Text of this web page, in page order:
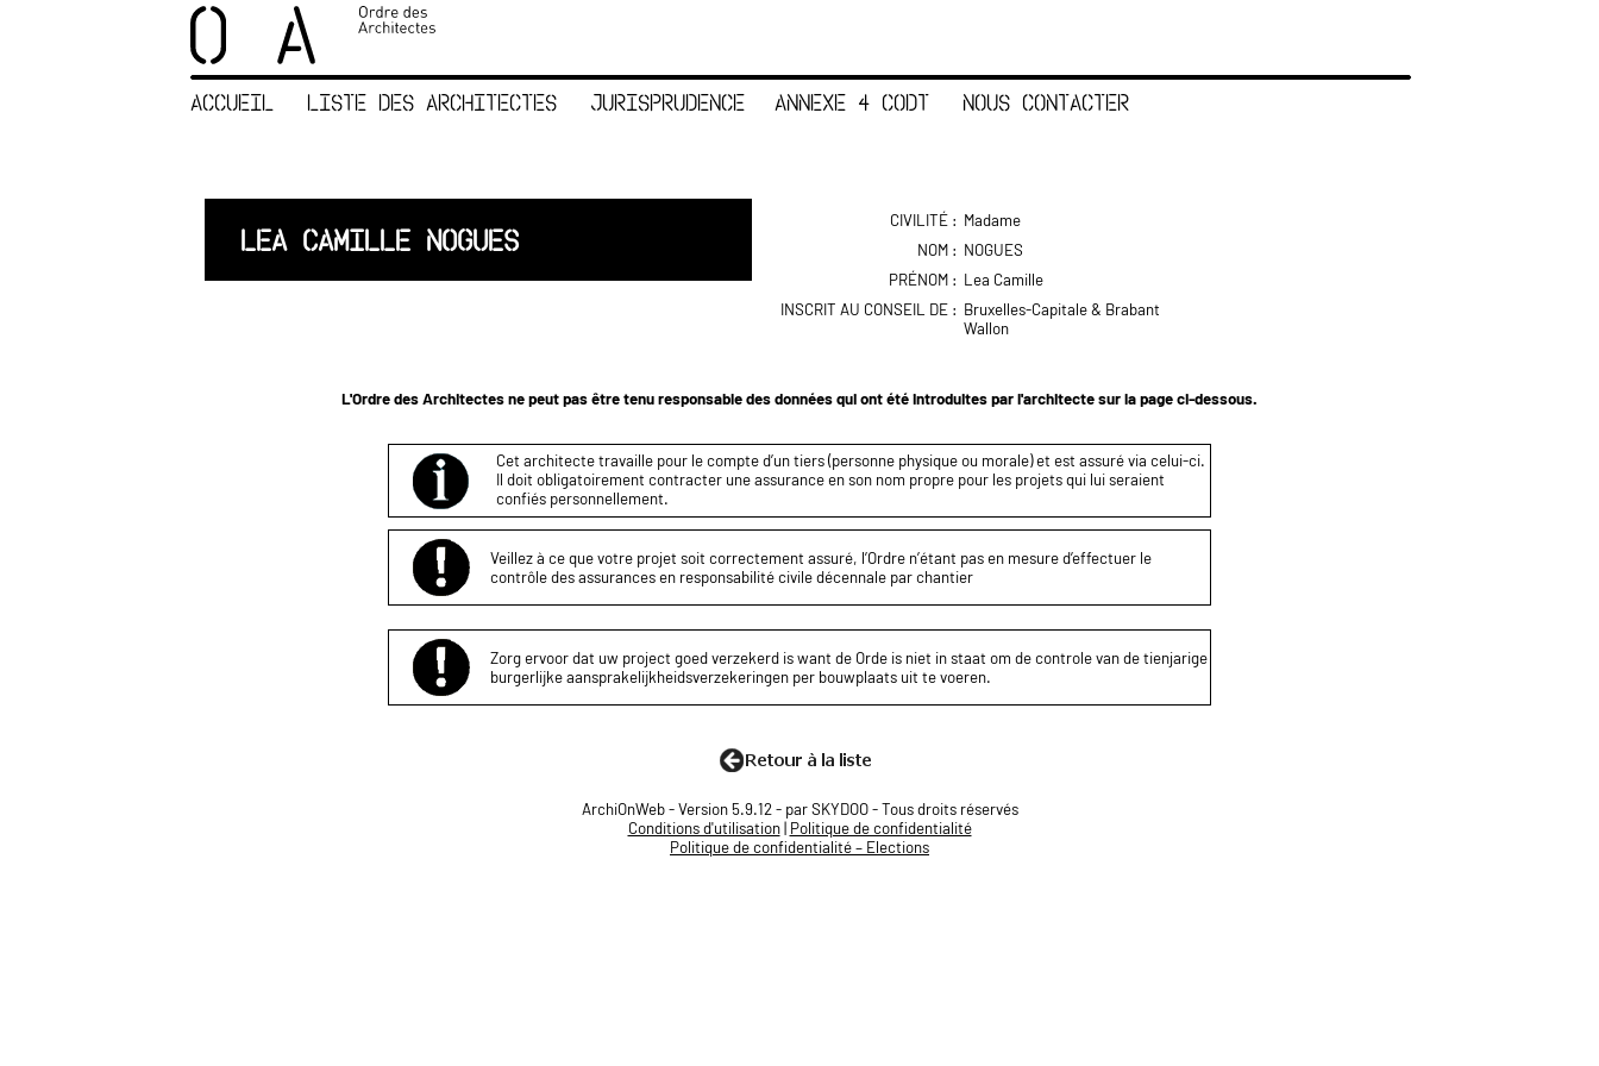
ACCUEIL LISTE DES ARCHITECTES JURISPRUDENCE ANNEXE 4 CODT NOUS CONTACTER
LEA CAMILLE NOGUES
CIVILITÉ : Madame
NOM : NOGUES
PRÉNOM : Lea Camille
INSCRIT AU CONSEIL DE : Bruxelles-Capitale & Brabant
Wallon
L'Ordre des Architectes ne peut pas être tenu responsable des données qui ont été introduites par l'architecte sur la page ci-dessous.
Cet architecte travaille pour le compte d’un tiers (personne physique ou morale) et est assuré via celui-ci.
Il doit obligatoirement contracter une assurance en son nom propre pour les projets qui lui seraient
confiés personnellement.
Veillez à ce que votre projet soit correctement assuré, l’Ordre n’étant pas en mesure d’effectuer le
contrôle des assurances en responsabilité civile décennale par chantier
Zorg ervoor dat uw project goed verzekerd is want de Orde is niet in staat om de controle van de tienjarige
burgerlijke aansprakelijkheidsverzekeringen per bouwplaats uit te voeren.
ArchiOnWeb - Version 5.9.12 - par SKYDOO - Tous droits réservés
Conditions d'utilisation| Politique de confidentialité
Politique de confidentialité – Elections